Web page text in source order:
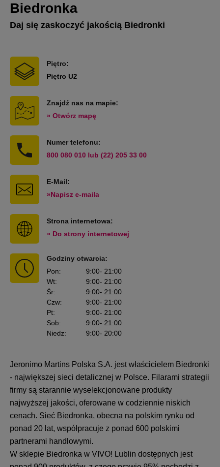
Biedronka
Daj się zaskoczyć jakością Biedronki
Piętro:
Piętro U2
Znajdź nas na mapie:
» Otwórz mapę
Numer telefonu:
800 080 010 lub (22) 205 33 00
E-Mail:
»Napisz e-maila
Strona internetowa:
» Do strony internetowej
Godziny otwarcia:
Pon: 9:00- 21:00
Wt: 9:00- 21:00
Śr: 9:00- 21:00
Czw: 9:00- 21:00
Pt: 9:00- 21:00
Sob: 9:00- 21:00
Niedz: 9:00- 20:00
Jeronimo Martins Polska S.A. jest właścicielem Biedronki
- największej sieci detalicznej w Polsce. Filarami strategii
firmy są starannie wyselekcjonowane produkty
najwyższej jakości, oferowane w codziennie niskich
cenach. Sieć Biedronka, obecna na polskim rynku od
ponad 20 lat, współpracuje z ponad 600 polskimi
partnerami handlowymi.
W sklepie Biedronka w VIVO! Lublin dostępnych jest